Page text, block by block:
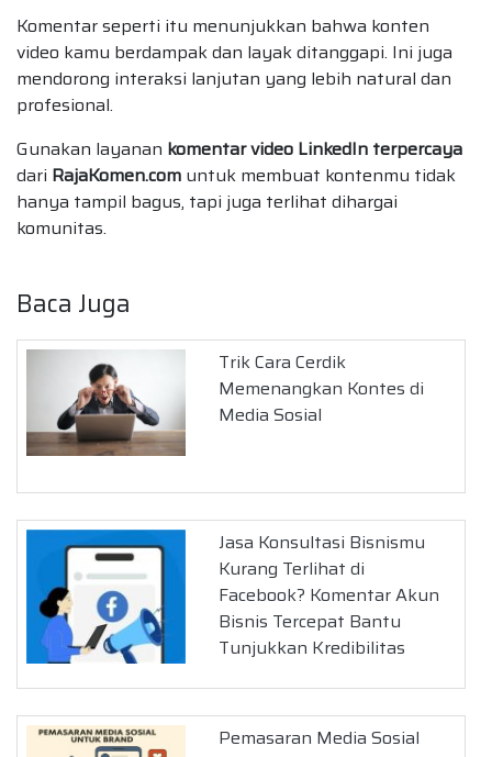
Komentar seperti itu menunjukkan bahwa konten
video kamu berdampak dan layak ditanggapi. Ini juga
mendorong interaksi lanjutan yang lebih natural dan
profesional.
Gunakan layanan komentar video LinkedIn terpercaya
dari RajaKomen.com untuk membuat kontenmu tidak
hanya tampil bagus, tapi juga terlihat dihargai
komunitas.
Baca Juga
Trik Cara Cerdik
Memenangkan Kontes di
Media Sosial
Jasa Konsultasi Bisnismu
Kurang Terlihat di
Facebook? Komentar Akun
Bisnis Tercepat Bantu
Tunjukkan Kredibilitas
Pemasaran Media Sosial